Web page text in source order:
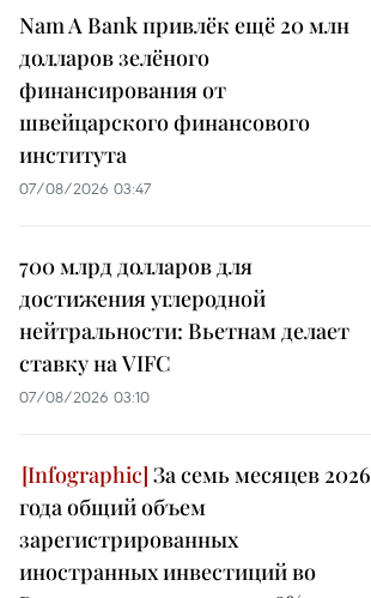
Nam A Bank привлёк ещё 20 млн
долларов зелёного
финансирования от
швейцарского финансового
института
07/08/2026 03:47
700 млрд долларов для
достижения углеродной
нейтральности: Вьетнам делает
ставку на VIFC
07/08/2026 03:10
За семь месяцев 2026
года общий объем
зарегистрированных
иностранных инвестиций во